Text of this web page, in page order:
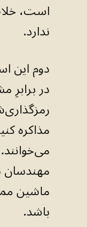
است،
ندارد.
دوم این
در برابرِ
مذاکره
ماشین
باشد.